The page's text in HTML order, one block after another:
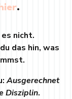
.
nicht.
das hin, was
Ausgerechnet
Disziplin.